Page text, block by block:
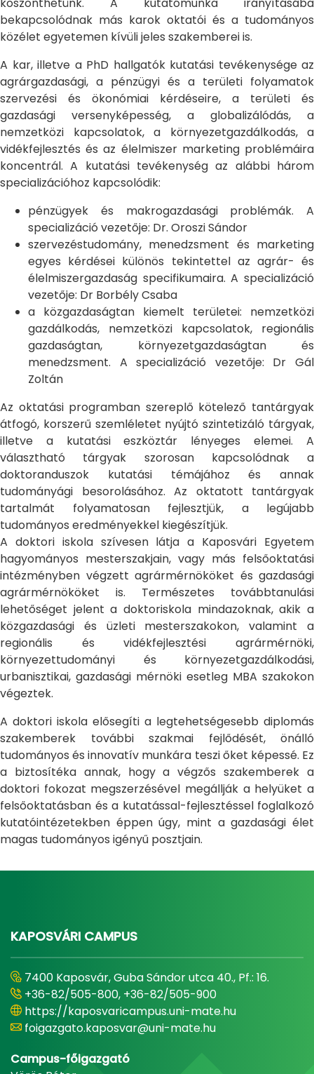
bekapcsolódnak más karok oktatói és a tudományos
közélet egyetemen kívüli jeles szakemberei is.
A kar, illetve a PhD hallgatók kutatási tevékenysége az
agrárgazdasági, a pénzügyi és a területi folyamatok
szervezési és ökonómiai kérdéseire, a területi és
gazdasági versenyképesség, a globalizálódás, a
nemzetközi kapcsolatok, a környezetgazdálkodás, a
vidékfejlesztés és az élelmiszer marketing problémáira
koncentrál. A kutatási tevékenység az alábbi három
specializációhoz kapcsolódik:
pénzügyek és makrogazdasági problémák. A
specializáció vezetője: Dr. Oroszi Sándor
szervezéstudomány, menedzsment és marketing
egyes kérdései különös tekintettel az agrár- és
élelmiszergazdaság specifikumaira. A specializáció
vezetője: Dr Borbély Csaba
a közgazdaságtan kiemelt területei: nemzetközi
gazdálkodás, nemzetközi kapcsolatok, regionális
gazdaságtan, környezetgazdaságtan és
menedzsment. A specializáció vezetője: Dr Gál
Zoltán
Az oktatási programban szereplő kötelező tantárgyak
átfogó, korszerű szemléletet nyújtó szintetizáló tárgyak,
illetve a kutatási eszköztár lényeges elemei. A
választható tárgyak szorosan kapcsolódnak a
doktoranduszok kutatási témájához és annak
tudományági besorolásához. Az oktatott tantárgyak
tartalmát folyamatosan fejlesztjük, a legújabb
tudományos eredményekkel kiegészítjük.
A doktori iskola szívesen látja a Kaposvári Egyetem
hagyományos mesterszakjain, vagy más felsőoktatási
intézményben végzett agrármérnököket és gazdasági
agrármérnököket is. Természetes továbbtanulási
lehetőséget jelent a doktoriskola mindazoknak, akik a
közgazdasági és üzleti mesterszakokon, valamint a
regionális és vidékfejlesztési agrármérnöki,
környezettudományi és környezetgazdálkodási,
urbanisztikai, gazdasági mérnöki esetleg MBA szakokon
végeztek.
A doktori iskola elősegíti a legtehetségesebb diplomás
szakemberek további szakmai fejlődését, önálló
tudományos és innovatív munkára teszi őket képessé. Ez
a biztosítéka annak, hogy a végzős szakemberek a
doktori fokozat megszerzésével megállják a helyüket a
felsőoktatásban és a kutatással-fejlesztéssel foglalkozó
kutatóintézetekben éppen úgy, mint a gazdasági élet
magas tudományos igényű posztjain.
KAPOSVÁRI CAMPUS
7400 Kaposvár, Guba Sándor utca 40., Pf.: 16.
+36-82/505-800, +36-82/505-900
https://kaposvaricampus.uni-mate.hu
foigazgato.kaposvar@uni-mate.hu
Campus-főigazgató